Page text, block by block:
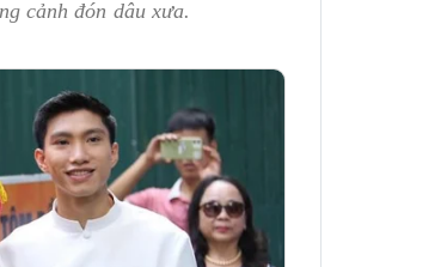
cảnh đón dâu xưa.